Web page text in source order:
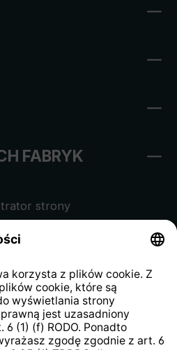
FABRYK
strony
strony
podatkowa